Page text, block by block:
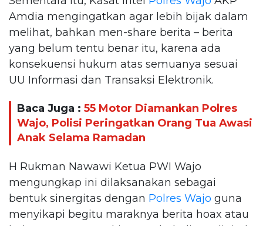
Amdia mengingatkan agar lebih bijak dalam
melihat, bahkan men-share berita – berita
yang belum tentu benar itu, karena ada
konsekuensi hukum atas semuanya sesuai
UU Informasi dan Transaksi Elektronik.
Baca Juga : 55 Motor Diamankan Polres
Wajo, Polisi Peringatkan Orang Tua Awasi
Anak Selama Ramadan
H Rukman Nawawi Ketua PWI Wajo
mengungkap ini dilaksanakan sebagai
bentuk sinergitas dengan Polres Wajo guna
menyikapi begitu maraknya berita hoax atau